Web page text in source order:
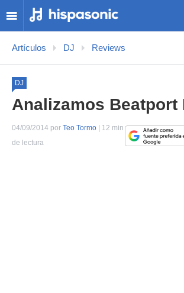
Artículos DJ Reviews
DJ
Analizamos Beatport
04/09/2014 por Teo Tormo | 12 min
de lectura